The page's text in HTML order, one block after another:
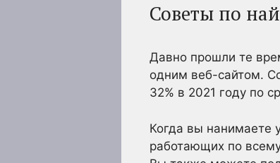
Советы по
Давно прошли те
одним веб-сайтом.
32% в 2021 году по
Когда вы нанимаете
работающих по